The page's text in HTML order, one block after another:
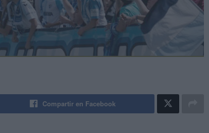
Compartir en Facebook